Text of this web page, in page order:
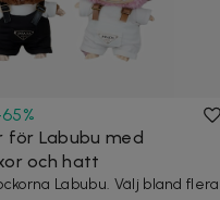
65%
för Labubu med
och hatt
Labubu. Välj bland flera